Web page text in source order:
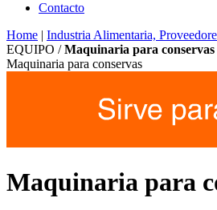
Contacto
Home | Industria Alimentaria,
EQUIPO /Maquinaria para conservas
Maquinaria para conservas
Maquinaria para